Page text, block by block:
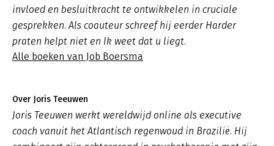
invloed en besluitkracht te ontwikkelen in cruciale
gesprekken. Als coauteur schreef hij eerder Harder
praten helpt niet en Ik weet dat u liegt.
Alle boeken van Job Boersma
Over Joris Teeuwen
Joris Teeuwen werkt wereldwijd online als executive
coach vanuit het Atlantisch regenwoud in Brazilië. Hij